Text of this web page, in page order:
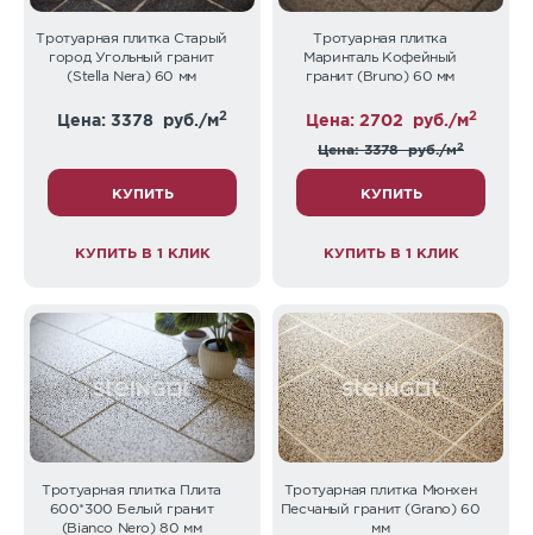
Тротуарная плитка Старый
город Угольный гранит
(Stella Nera) 60 мм
Цена: 3378 руб./м2
КУПИТЬ
КУПИТЬ В 1 КЛИК
Тротуарная плитка
Маринталь Кофейный
гранит (Bruno) 60 мм
Цена: 2702 руб./м2
Цена: 3378руб./м2
КУПИТЬ
КУПИТЬ В 1 КЛИК
Тротуарная плитка Плита
600*300 Белый гранит
(Bianco Nero) 80 мм
Тротуарная плитка Мюнхен
Песчаный гранит (Grano) 60
мм